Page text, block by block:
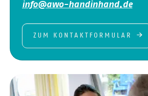
info@awo-handinhand.de
ZUM KONTAKTFORMULAR